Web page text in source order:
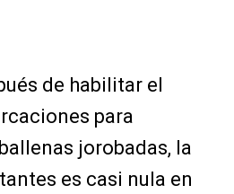
de habilitar el
para
jorobadas, la
es casi nula en